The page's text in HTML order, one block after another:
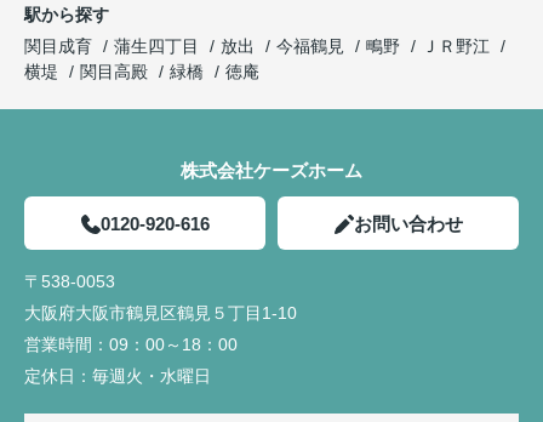
駅から探す
関目成育
蒲生四丁目 放出 今福鶴見 鴫野
ＪＲ野江
横堤
関目高殿 緑橋 徳庵
株式会社ケーズホーム
0120-920-616 お問い合わせ
〒538-0053
大阪府大阪市鶴見区鶴見５丁目1-10
営業時間： 09：00～18：00
定休日： 毎週火・水曜日